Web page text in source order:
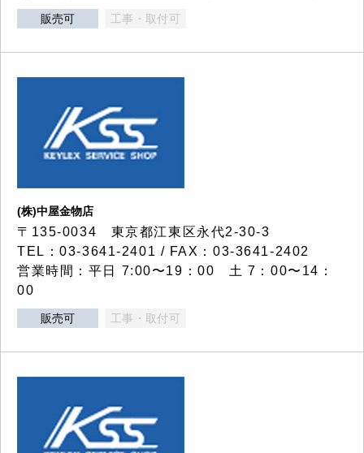
販売可 工事・取付可
(株)中屋金物店
〒135-0034 東京都江東区永代2-30-3
TEL：03-3641-2401 / FAX：03-3641-2402
営業時間：平日 7:00〜19：00 土 7：00〜14：
00
販売可 工事・取付可